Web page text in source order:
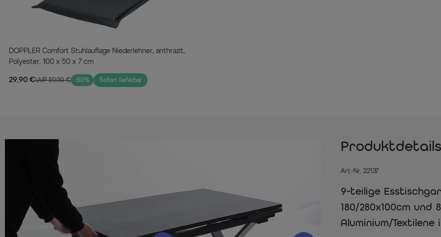
DOPPLER Comfort Stuhlauflage Niederlehner, anthrazit,
Polyester, 100 x 50 x 7 cm
29,90 €UVP 59,90 € -50% Sofort lieferbar
Produktdetails
Art.-Nr. 22137
9-teilige
180/280x100cm und
Aluminium/Textilene